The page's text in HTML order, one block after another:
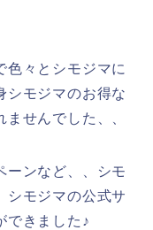
色々とシモジマに
シモジマのお得な
せんでした、、
ーンなど、、シモ
シモジマの公式サ
できました♪